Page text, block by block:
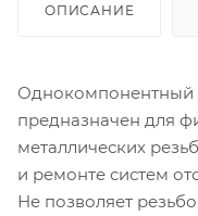
ОПИСАНИЕ
Однокомпонентный
предназначен для
металлических
и ремонте систем
Не позволяет